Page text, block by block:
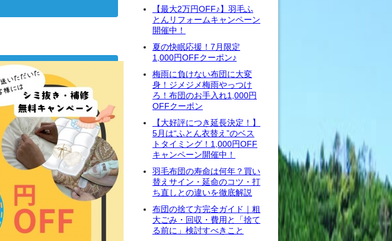
【最大2万円OFF♪】羽毛ふ
とんリフォームキャンペーン
開催中！
夏の快眠応援！7月限定
1,000円OFFクーポン♪
梅雨に負けない布団に大変
身！ジメジメ梅雨やっつけ
ろ！布団のお手入れ1,000円
OFFクーポン
【大好評につき延長決定！】
5月は“ふとん衣替え”のベス
トタイミング！1,000円OFF
キャンペーン開催中！
羽毛布団の寿命は何年？買い
替えサイン・延命のコツ・打
ち直しとの違いを徹底解説
布団の捨て方完全ガイド｜粗
大ごみ・回収・費用と「捨て
る前に」検討すべきこと